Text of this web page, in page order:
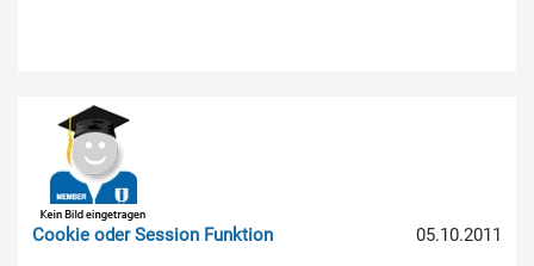
05.10.2011
Cookie oder Session Funktion